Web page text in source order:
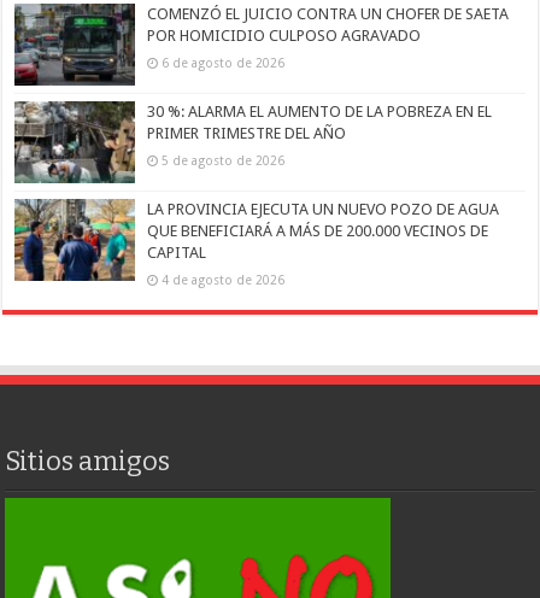
COMENZÓ EL JUICIO CONTRA UN CHOFER DE SAETA
POR HOMICIDIO CULPOSO AGRAVADO
6 de agosto de 2026
30 %: ALARMA EL AUMENTO DE LA POBREZA EN EL
PRIMER TRIMESTRE DEL AÑO
5 de agosto de 2026
LA PROVINCIA EJECUTA UN NUEVO POZO DE AGUA
QUE BENEFICIARÁ A MÁS DE 200.000 VECINOS DE
CAPITAL
4 de agosto de 2026
Sitios amigos